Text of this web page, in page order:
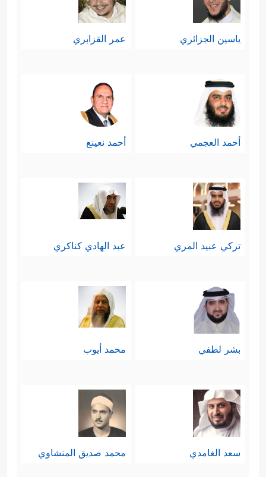
ياسين الجزائري عمر القزابري
أحمد العجمي أحمد نعينع
تركي عبيد المري عبد الهادي كناكري
بشر لطفي محمد أيوب
سعد الغامدي محمد صديق المنشاوي